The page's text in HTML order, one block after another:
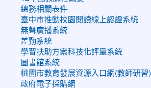
總務相關表件
臺中市推動校園閱讀線上認證系統
無聲廣播系統
差勤系統
學習扶助方案科技化評量系統
圖書館系統
桃園市教育發展資源入口網(教師研習)
政府電子採購網